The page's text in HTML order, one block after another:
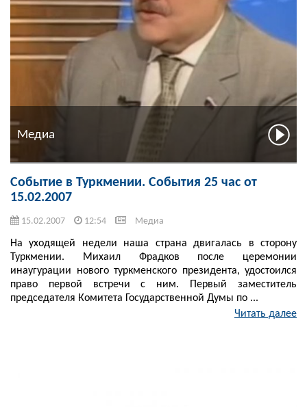
Медиа
Событие в Туркмении. События 25 час от
15.02.2007
15.02.2007 12:54 Медиа
На уходящей недели наша страна двигалась в сторону
Туркмении. Михаил Фрадков после церемонии
инаугурации нового туркменского президента, удостоился
право первой встречи с ним. Первый заместитель
председателя Комитета Государственной Думы по ...
Читать далее